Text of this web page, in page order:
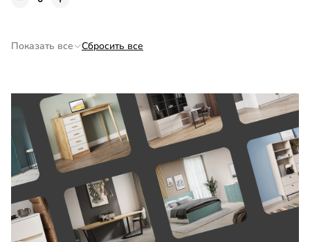
Модуль для гардероба Дели-8
+22 460 к цене
Выбрать размер
Показать все Сбросить все